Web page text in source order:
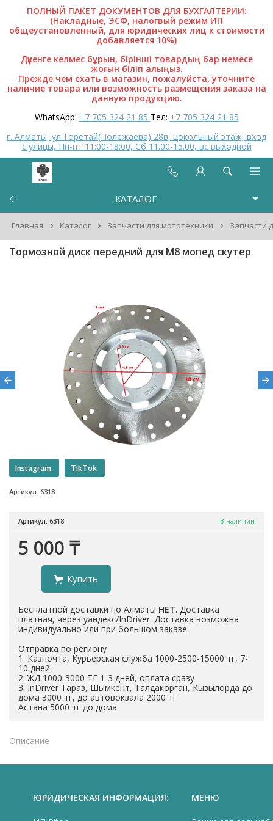
ПОЛНЫЙ ПАКЕТ ДОКУМЕНТОВ ДЛЯ БУХГАЛТЕРИИ:
(Накладные, ЭСФ, налогвый режим ИП
общеустановленный, для юридических лиц к стоимости
добавляется 10%)
Дүкенге келмес бұрын, бірінші товардың бар немесе
жоғын біліп алыңыз.
Прежде чем ехать в магазин, пожалуйста, уточните
наличие товара или возможность размещения заказа на
данную продукцию.
WhatsApp: +7 705 324 21 85 Тел: +7 705 324 21 85
г. Алматы, ул.Торетай(Полежаева) 28в, цокольный этаж, вход
с улицы, Пн-пт 11:00-18:00, Сб 11.00-15.00, вс выходной
КАТАЛОГ
Главная › Каталог › Запчасти для мототехники › Запчасти
Тормозной диск передний для М8 мопед скутер
Артикул: 6318
Instagram TikTok
Артикул: 6318 В наличии
5 000 ₸
Купить
Бесплатной доставки по Алматы НЕТ. Доставка
платная, через уандекс/InDriver. Доставка возможна
индивидуально или при большом заказе.
Отправка по региону
1. Казпочта, Курьерская служба 1000-2500-15000 тг, 7-
10 дней
2. ЖД 1000-3000 ТГ 1-3 дней, оплата сразу
3. InDriver Тараз, Шымкент, Талдакорган, Кызылорда до
дома 3000 тг, до автовокзала 2000 тг
Астана 5000 тг до дома
Описание
ЮРИДИЧЕСКАЯ ИНФОРМАЦИЯ: МЕНЮ